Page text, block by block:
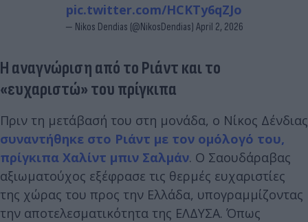
pic.twitter.com/HCKTy6qZJo
— Nikos Dendias (@NikosDendias) April 2, 2026
Η αναγνώριση από το Ριάντ και το
«ευχαριστώ» του πρίγκιπα
Πριν τη μετάβασή του στη μονάδα, ο Νίκος Δένδιας
συναντήθηκε στο Ριάντ με τον ομόλογό του,
πρίγκιπα Χαλίντ μπιν Σαλμάν. Ο Σαουδάραβας
αξιωματούχος εξέφρασε τις θερμές ευχαριστίες
της χώρας του προς την Ελλάδα, υπογραμμίζοντας
την αποτελεσματικότητα της ΕΛΔΥΣΑ. Όπως